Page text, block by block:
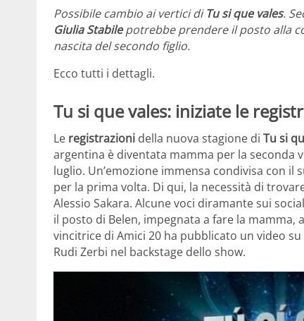
Possibile cambio ai vertici diTu si que vales.
Giulia Stabilepotrebbe prendere il posto alla
nascita del secondo figlio.
Ecco tutti i dettagli.
Tu si que vales: iniziate le
Le registrazioni della nuova stagione di Tu si
argentina è diventata mamma per la seconda
luglio. Un’emozione immensa condivisa con
per la prima volta. Di qui, la necessità di
Alessio Sakara. Alcune voci diramante sui
il posto di Belen, impegnata a fare la mamma,
vincitrice di Amici 20 ha pubblicato un video
Rudi Zerbi nel backstage dello show.